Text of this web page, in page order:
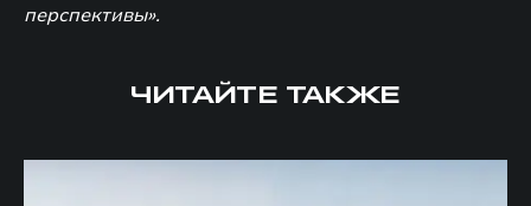
перспективы».
ЧИТАЙТЕ ТАКЖЕ